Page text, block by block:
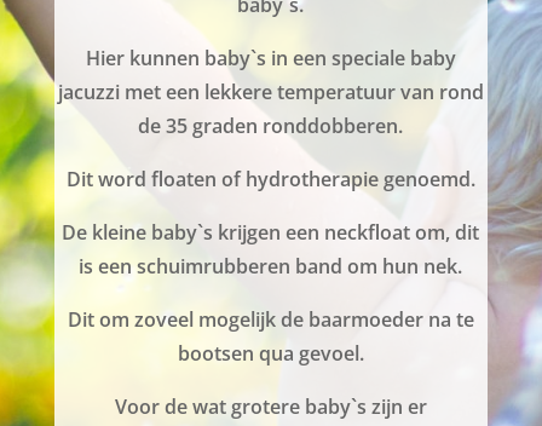
Hier kunnen baby`s in een speciale baby
jacuzzi met een lekkere temperatuur van rond
de 35 graden ronddobberen.
Dit word floaten of hydrotherapie genoemd.
De kleine baby`s krijgen een neckfloat om, dit
is een schuimrubberen band om hun nek.
Dit om zoveel mogelijk de baarmoeder na te
bootsen qua gevoel.
Voor de wat grotere baby`s zijn er